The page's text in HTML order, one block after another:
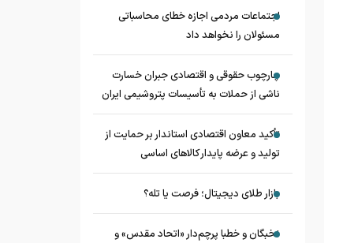
اجتماعات مردمی اجازه خطای محاسباتی
مسئولان را نخواهد داد
چارچوب حقوقی و اقتصادی جبران خسارت
ناشی از حملات به تأسیسات پتروشیمی ایران
تأکید معاون اقتصادی استاندار بر حمایت از
تولید و عرضه پایدار کالاهای اساسی
بازار طلای دیجیتال؛ فرصت یا تله؟
نخبگان و خطبا پرچم‌دار «اتحاد مقدس» و